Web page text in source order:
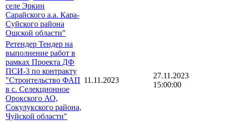
селе Эркин
Сарайского а.а. Кара-
Суйского района
Ошской области"
Ретендер Тендер на
выполнение работ в
рамках Проекта ДФ
ПСИ-3 по контракту
"Строительство ФАП
в с. Селекционное
Орокского АО,
Сокулукского района,
Чуйской области"
11.11.2023
27.11.2023
15:00:00